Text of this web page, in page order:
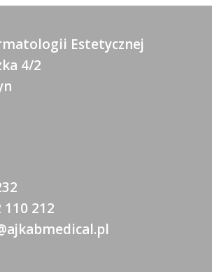
Estetycznej
4/2
110 212